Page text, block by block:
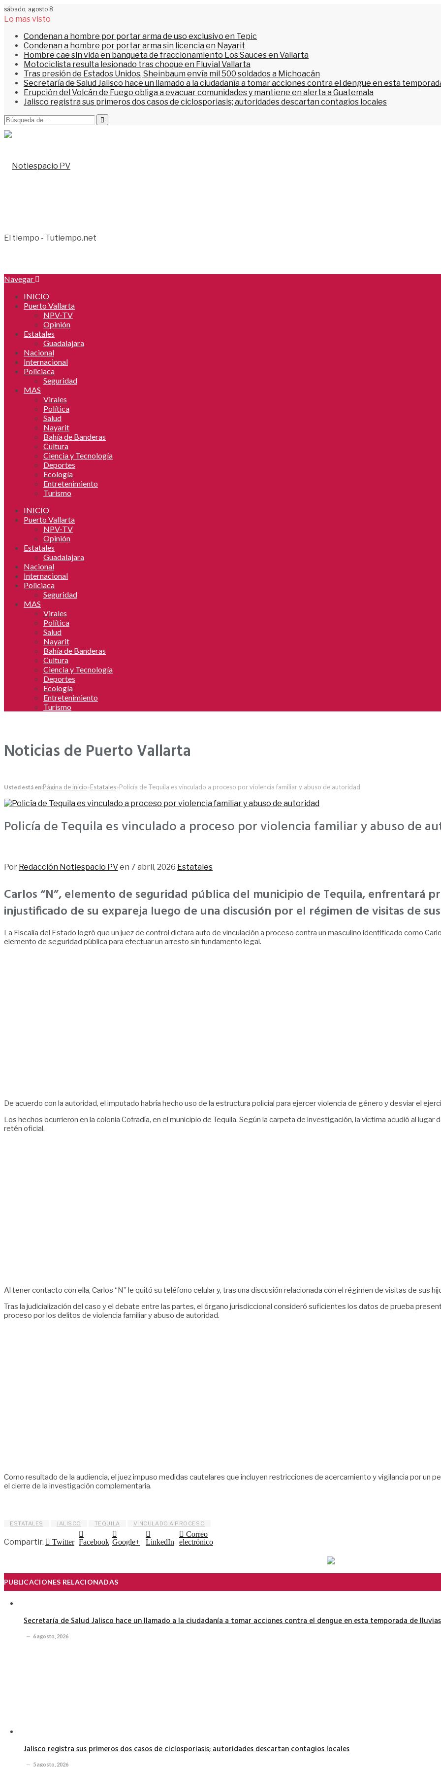
sábado, agosto 8
Lo mas visto
Condenan a hombre por portar arma de uso exclusivo en Tepic
Condenan a hombre por portar arma sin licencia en Nayarit
Hombre cae sin vida en banqueta de fraccionamiento Los Sauces en Vallarta
Motociclista resulta lesionado tras choque en Fluvial Vallarta
Tras presión de Estados Unidos, Sheinbaum envía mil 500 soldados a Michoacán
Secretaría de Salud Jalisco hace un llamado a la ciudadanía a tomar acciones contra el dengue en esta
Erupción del Volcán de Fuego obliga a evacuar comunidades y mantiene en alerta a Guatemala
Jalisco registra sus primeros dos casos de ciclosporiasis; autoridades descartan contagios locales
El tiempo - Tutiempo.net
Navegar
INICIO
Puerto Vallarta
NPV-TV
Opinión
Estatales
Guadalajara
Nacional
Internacional
Policiaca
Seguridad
MAS
Virales
Política
Salud
Nayarit
Bahía de Banderas
Cultura
Ciencia y Tecnología
Deportes
Ecología
Entretenimiento
Turismo
INICIO
Puerto Vallarta
NPV-TV
Opinión
Estatales
Guadalajara
Nacional
Internacional
Policiaca
Seguridad
MAS
Virales
Política
Salud
Nayarit
Bahía de Banderas
Cultura
Ciencia y Tecnología
Deportes
Ecología
Entretenimiento
Turismo
Noticias de Puerto Vallarta
Usted está en:Página de inicio»Estatales»Policía de Tequila es vinculado a proceso por violencia familiar y abuso de autoridad
Policía de Tequila es vinculado a proceso por violencia familiar y abuso de
Por Redacción Notiespacio PVen 7 abril, 2026 Estatales
Carlos “N”, elemento de seguridad pública del municipio de Tequila, enfrentará
injustificado de su expareja luego de una discusión por el régimen de visitas de
La Fiscalía del Estado logró que un juez de control dictara auto de vinculación a proceso contra un masculino identificado como
elemento de seguridad pública para efectuar un arresto sin fundamento legal.
De acuerdo con la autoridad, el imputado habría hecho uso de la estructura policial para ejercer violencia de género y desviar el
Los hechos ocurrieron en la colonia Cofradía, en el municipio de Tequila. Según la carpeta de investigación, la víctima acudió al
retén oficial.
Al tener contacto con ella, Carlos “N” le quitó su teléfono celular y, tras una discusión relacionada con el régimen de visitas de sus
Tras la judicialización del caso y el debate entre las partes, el órgano jurisdiccional consideró suficientes los datos de prueba
proceso por los delitos de violencia familiar y abuso de autoridad.
Como resultado de la audiencia, el juez impuso medidas cautelares que incluyen restricciones de acercamiento y vigilancia por un
el cierre de la investigación complementaria.
ESTATALES JALISCO TEQUILA VINCULADO A PROCESO
Compartir. Twitter Facebook Google+ LinkedIn
Correo
electrónico
PUBLICACIONES RELACIONADAS
Secretaría de Salud Jalisco hace un llamado a la ciudadanía a tomar acciones contra el dengue en esta temporada de lluvias
6 agosto, 2026
Jalisco registra sus primeros dos casos de ciclosporiasis; autoridades descartan contagios locales
5 agosto, 2026